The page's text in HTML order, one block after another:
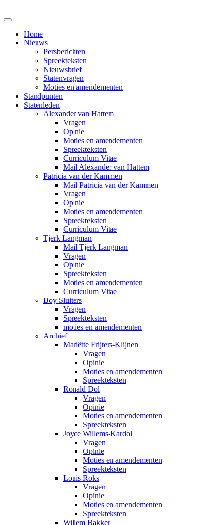
Home
Nieuws
Persberichten
Spreekteksten
Nieuwsbrief
Statenvragen
Moties en amendementen
Standpunten
Statenleden
Alexander van Hattem
Vragen
Opinie
Moties en amendementen
Spreekteksten
Curriculum Vitae
Mail Alexander van Hattem
Patricia van der Kammen
Mail Patricia van der Kammen
Vragen
Opinie
Moties en amendementen
Spreekteksten
Curriculum Vitae
Tjerk Langman
Mail Tjerk Langman
Vragen
Opinie
Spreekteksten
Moties en amendementen
Curriculum Vitae
Boy Sluiters
Vragen
Spreekteksten
moties en amendementen
Archief
Mariëtte Frijters-Klijnen
Vragen
Opinie
Moties en amendementen
Spreekteksten
Ronald Dol
Vragen
Opinie
Moties en amendementen
Spreekteksten
Joyce Willems-Kardol
Vragen
Opinie
Moties en amendementen
Spreekteksten
Louis Roks
Vragen
Opinie
Moties en amendementen
Spreekteksten
Willem Bakker